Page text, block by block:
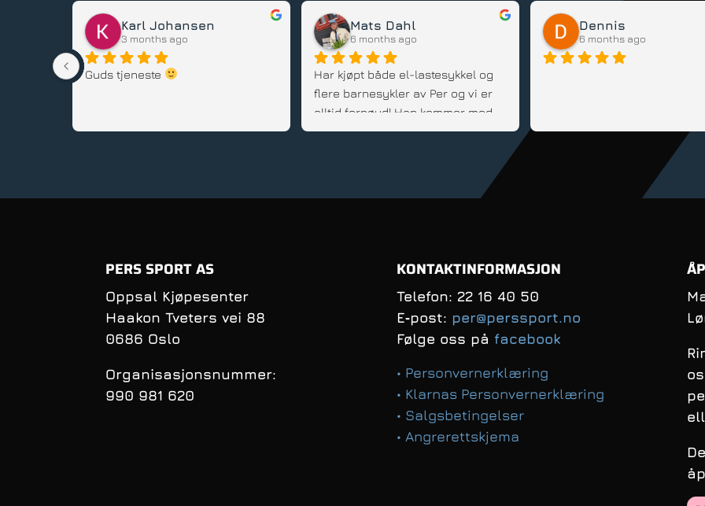
Karl Johansen
3 months ago
Guds tjeneste
Mats Dahl
6 months ago
Har kjøpt både el-lastesykkel og
flere barnesykler av Per og vi er
alltid fornøyd! Han kommer med
gode råd, er fleksibel og veldig
Dennis
6 months ago
PERS SPORT AS
Oppsal Kjøpesenter
Haakon Tveters vei 88
0686 Oslo
Organisasjonsnummer:
990 981 620
KONTAKTINFORMASJON
Telefon: 22 16 40 50
E‑post: per@perssport.no
Følge oss på facebook
• Personvernerklæring
• Klarnas Personvernerklæring
• Salgsbetingelser
• Angrerettskjema